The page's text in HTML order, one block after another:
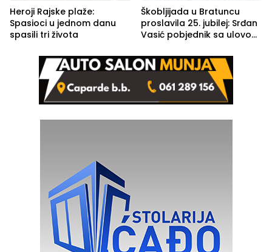
Heroji Rajske plaže:
Spasioci u jednom danu
spasili tri života
Škobljijada u Bratuncu
proslavila 25. jubilej: Srđan
Vasić pobjednik sa ulovom